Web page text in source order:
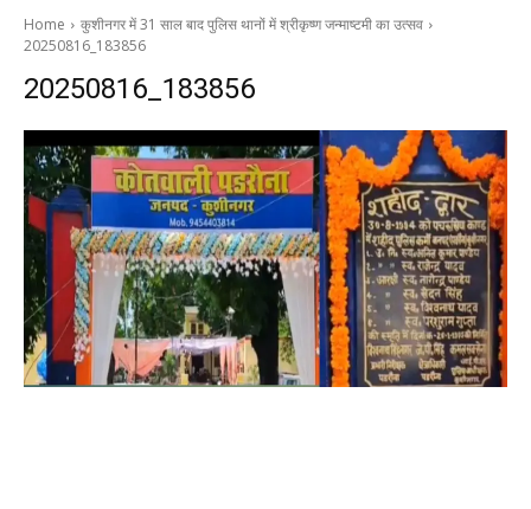
Home
कुशीनगर में 31 साल बाद पुलिस थानों में श्रीकृष्ण जन्माष्टमी का उत्सव
20250816_183856
20250816_183856